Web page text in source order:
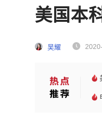
美国本
吴耀